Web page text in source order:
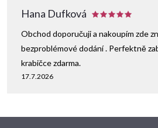
Hana Dufková
17.7.2026
Obchod doporučuji a nakoupím zde
bezproblémové dodání . Perfektně
krabičce zdarma.